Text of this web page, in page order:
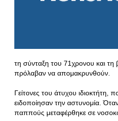
τη σύνταξη του 71χρονου και τη
πρόλαβαν να απομακρυνθούν.
Γείτονες του άτυχου ιδιοκτήτη,
ειδοποίησαν την αστυνομία.
παππούς μεταφέρθηκε σε